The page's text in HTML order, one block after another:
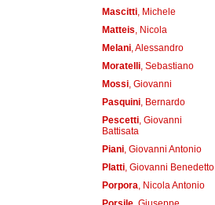
Mascitti, Michele
Matteis , Nicola
Melani, Alessandro
Moratelli, Sebastiano
Mossi, Giovanni
Pasquini, Bernardo
Pescetti, Giovanni
Battisata
Piani, Giovanni Antonio
Platti, Giovanni Benedetto
Porpora , Nicola Antonio